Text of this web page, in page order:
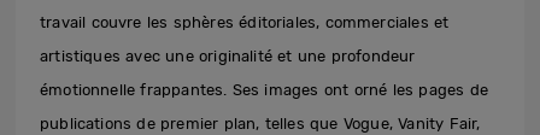
travail couvre les sphères éditoriales, commerciales et
artistiques avec une originalité et une profondeur
émotionnelle frappantes. Ses images ont orné les pages de
publications de premier plan, telles que Vogue, Vanity Fair,